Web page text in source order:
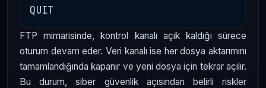
FTP mimarisinde, kontrol kanalı açık kaldığı sürece
oturum devam eder. Veri kanalı ise her dosya aktarımını
tamamlandığında kapanır ve yeni dosya için tekrar açılır.
Bu durum, siber güvenlik açısından belirli riskler